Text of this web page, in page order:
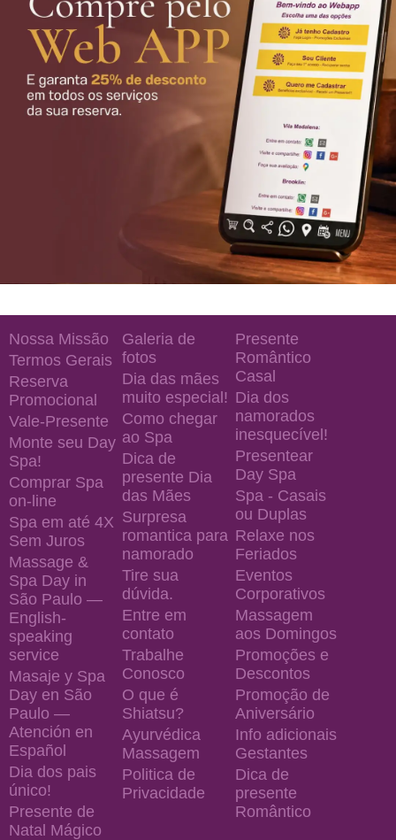
Nossa Missão
Termos Gerais
Reserva
Promocional
Vale-Presente
Monte seu Day
Spa!
Comprar Spa
on-line
Spa em até 4X
Sem Juros
Massage &
Spa Day in
São Paulo —
English-
speaking
service
Masaje y Spa
Day en São
Paulo —
Atención en
Español
Dia dos pais
único!
Presente de
Natal Mágico
Galeria de
fotos
Dia das mães
muito especial!
Como chegar
ao Spa
Dica de
presente Dia
das Mães
Surpresa
romantica para
namorado
Tire sua
dúvida.
Entre em
contato
Trabalhe
Conosco
O que é
Shiatsu?
Ayurvédica
Massagem
Politica de
Privacidade
Presente
Romântico
Casal
Dia dos
namorados
inesquecível!
Presentear
Day Spa
Spa - Casais
ou Duplas
Relaxe nos
Feriados
Eventos
Corporativos
Massagem
aos Domingos
Promoções e
Descontos
Promoção de
Aniversário
Info adicionais
Gestantes
Dica de
presente
Romântico